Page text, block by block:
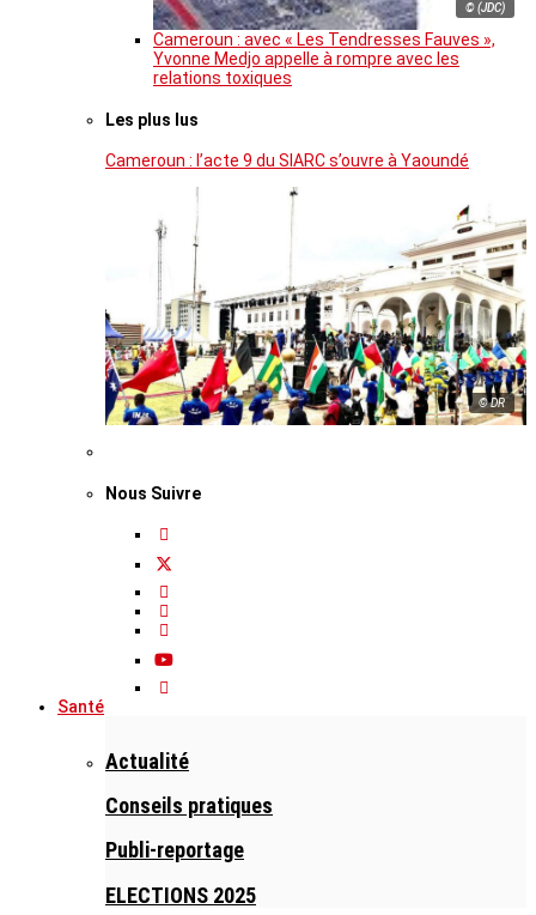
© (JDC)
Cameroun : avec « Les Tendresses Fauves »,
Yvonne Medjo appelle à rompre avec les
relations toxiques
Les plus lus
Cameroun : l’acte 9 du SIARC s’ouvre à Yaoundé
© DR
Nous Suivre
Santé
Actualité
Conseils pratiques
Publi-reportage
ELECTIONS 2025